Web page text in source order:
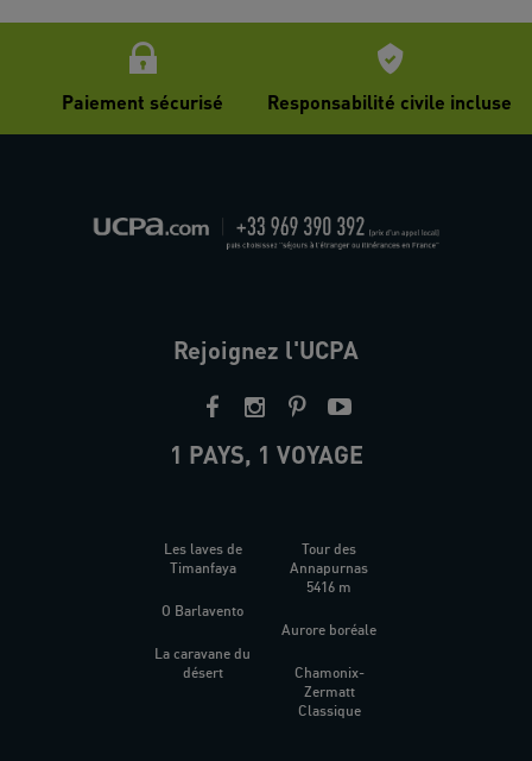
Paiement sécurisé Responsabilité civile incluse
Rejoignez l'UCPA
1 PAYS, 1 VOYAGE
Les laves de
Timanfaya
O Barlavento
La caravane du
désert
Tour des
Annapurnas
5416 m
Aurore boréale
Chamonix-
Zermatt
Classique